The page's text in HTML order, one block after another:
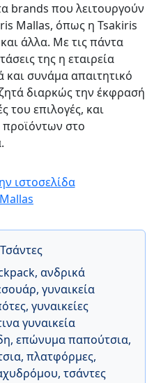
brands που λειτουργούν
Mallas, όπως η Tsakiris
άλλα. Με τις πάντα
της η εταιρεία
και συνάμα απαιτητικό
διαρκώς την έκφρασή
του επιλογές, και
προϊόντων στο
ιστοσελίδα
Τσάντες
, ανδρικά
, γυναικεία
, γυναικείες
γυναικεία
, επώνυμα παπούτσια,
, πλατφόρμες,
, τσάντες